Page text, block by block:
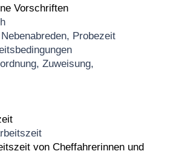
Vorschriften
Probezeit
Zuweisung,
von Cheffahrerinnen und